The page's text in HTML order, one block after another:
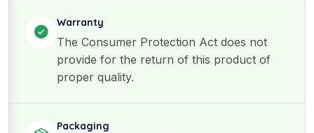
Warranty
The Consumer Protection Act does not
provide for the return of this product of
proper quality.
Packaging